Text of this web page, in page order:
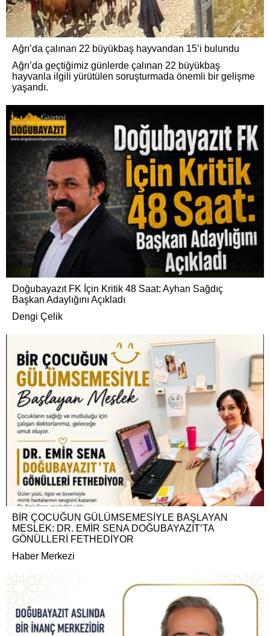
Ağrı’da çalınan 22 büyükbaş hayvandan 15’i bulundu
Ağrı’da geçtiğimiz günlerde çalınan 22 büyükbaş
hayvanla ilgili yürütülen soruşturmada önemli bir gelişme
yaşandı.
Doğubayazıt FK İçin Kritik 48 Saat: Ayhan Sağdıç
Başkan Adaylığını Açıkladı
Dengi Çelik
BİR ÇOCUĞUN GÜLÜMSEMESİYLE BAŞLAYAN
MESLEK: DR. EMİR SENA DOĞUBAYAZIT’TA
GÖNÜLLERİ FETHEDİYOR
Haber Merkezi